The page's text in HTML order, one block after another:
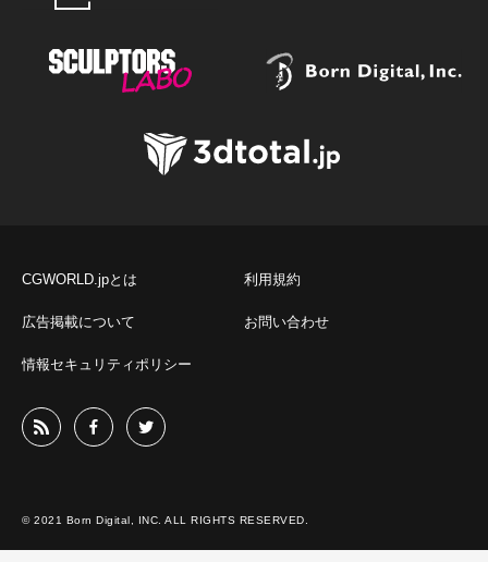
CGWORLD.jpとは 利用規約
広告掲載について お問い合わせ
情報セキュリティポリシー
© 2021 Born Digital, INC. ALL RIGHTS RESERVED.